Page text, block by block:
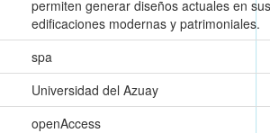
permiten generar diseños actuales en sus
edificaciones modernas y patrimoniales.
spa
Universidad del Azuay
openAccess